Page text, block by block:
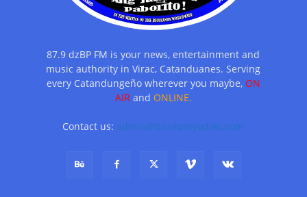
87.9 dzBP FM is your news, entertainment and
music authority in Virac, Catanduanes. Serving
every Catandungeño wherever you maybe, ON
AIRand ONLINE.
Contact us: admin@bicolperyodiko.com